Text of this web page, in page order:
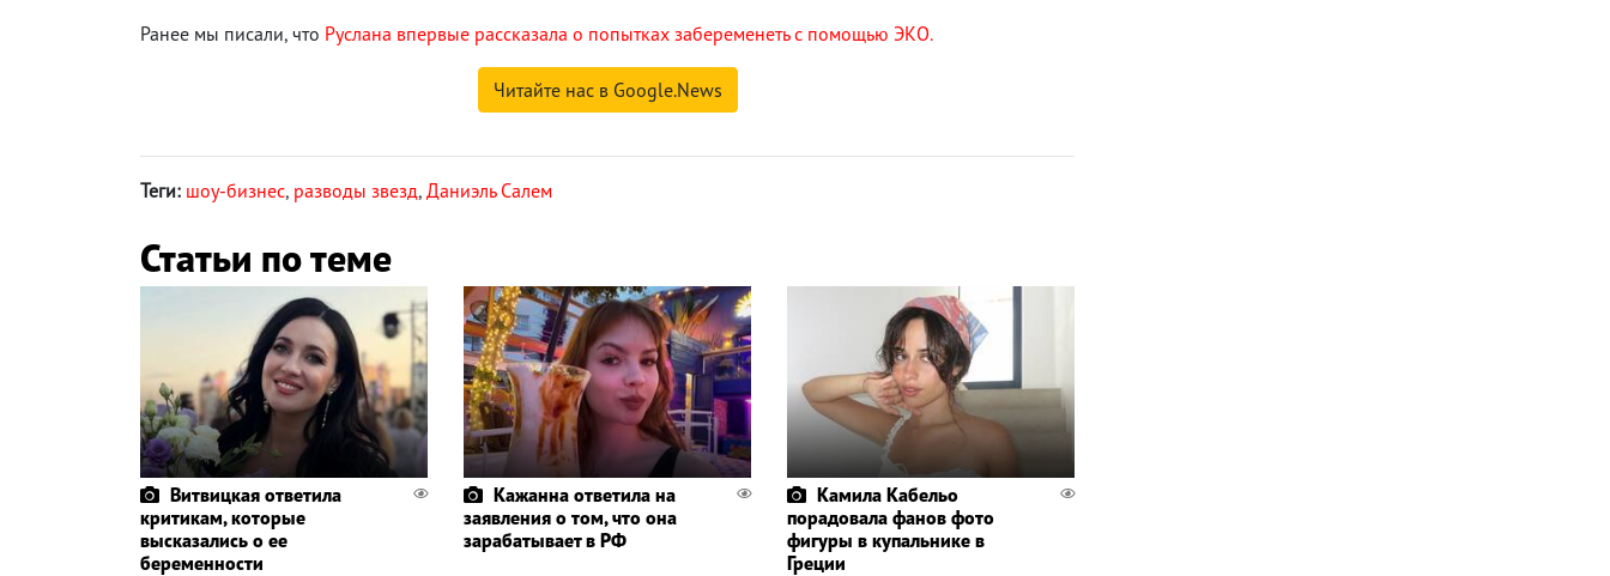
Ранее мы писали, что Руслана впервые рассказала о попытках забеременеть с помощью ЭКО.
Читайте нас в Google.News
Теги: шоу-бизнес, разводы звезд, Даниэль Салем
Статьи по теме
Витвицкая ответила
критикам, которые
высказались о ее
беременности
Кажанна ответила на
заявления о том, что она
зарабатывает в РФ
Камила Кабельо
порадовала фанов фото
фигуры в купальнике в
Греции